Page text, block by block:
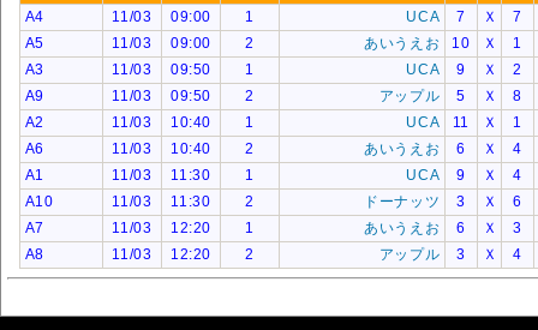
A4
11/03 09:00 1 UCA 7 Ｘ
7
A5
11/03 09:00 2 あいうえお 10 Ｘ
1
A3
11/03 09:50 1 UCA 9 Ｘ
2
A9
11/03 09:50 2 アップル 5 Ｘ
8
A2
11/03 10:40 1 UCA 11 Ｘ
1
A6
11/03 10:40 2 あいうえお 6 Ｘ
4
A1
11/03 11:30 1 UCA 9 Ｘ
4
A10
11/03 11:30 2 ドーナッツ 3 Ｘ
6
A7
11/03 12:20 1 あいうえお 6 Ｘ
3
A8
11/03 12:20 2 アップル 3 Ｘ 4